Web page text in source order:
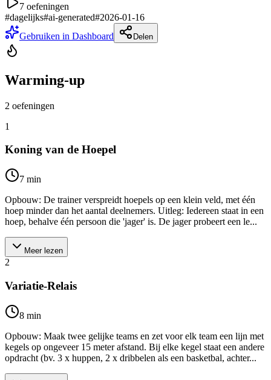
7 oefeningen
#dagelijks#ai-generated#2026-01-16
Gebruiken in Dashboard
Delen
Warming-up
2 oefeningen
1
Koning van de Hoepel
7 min
Opbouw: De trainer verspreidt hoepels op een klein veld, met één
hoep minder dan het aantal deelnemers. Uitleg: Iedereen staat in een
hoep, behalve één persoon die 'jager' is. De jager probeert een le...
Meer lezen
2
Variatie-Relais
8 min
Opbouw: Maak twee gelijke teams en zet voor elk team een lijn met
kegels op ongeveer 15 meter afstand. Bij elke kegel staat een andere
opdracht (bv. 3 x huppen, 2 x dribbelen als een basketbal, achter...